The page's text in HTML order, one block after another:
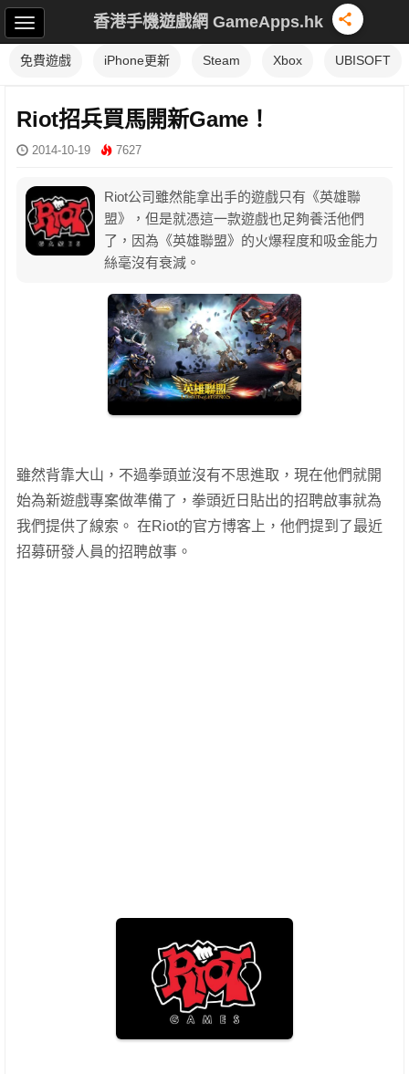
香港手機遊戲網 GameApps.hk
免費遊戲 iPhone更新 Steam Xbox UBISOFT
Riot招兵買馬開新Game！
2014-10-19 7627
Riot公司雖然能拿出手的遊戲只有《英雄聯
盟》，但是就憑這一款遊戲也足夠養活他們
了，因為《英雄聯盟》的火爆程度和吸金能力
絲毫沒有衰減。
雖然背靠大山，不過拳頭並沒有不思進取，現在他們就開
始為新遊戲專案做準備了，拳頭近日貼出的招聘啟事就為
我們提供了線索。 在Riot的官方博客上，他們提到了最近
招募研發人員的招聘啟事。